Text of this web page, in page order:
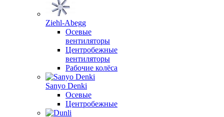
Ziehl-Abegg
Осевые
вентиляторы
Центробежные
вентиляторы
Рабочие колёса
Sanyo Denki
Осевые
Центробежные